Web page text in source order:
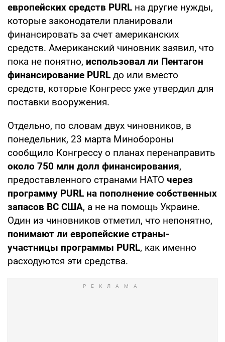
европейских средств PURL на другие нужды,
которые законодатели планировали
финансировать за счет американских
средств. Американский чиновник заявил, что
пока не понятно, использовал ли Пентагон
финансирование PURL до или вместо
средств, которые Конгресс уже утвердил для
поставки вооружения.
Отдельно, по словам двух чиновников, в
понедельник, 23 марта Минобороны
сообщило Конгрессу о планах перенаправить
около 750 млн долл финансирования,
предоставленного странами НАТО через
программу PURL на пополнение собственных
запасов ВС США, а не на помощь Украине.
Один из чиновников отметил, что непонятно,
понимают ли европейские страны-
участницы программы PURL, как именно
расходуются эти средства.